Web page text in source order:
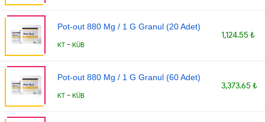
Pot-out 880 Mg / 1 G Granul (20 Adet)
KT - KÜB
1,124.55 ₺
Pot-out 880 Mg / 1 G Granul (60 Adet)
KT - KÜB
3,373.65 ₺